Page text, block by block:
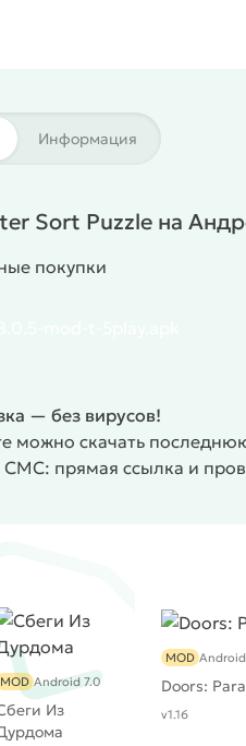
Информация
Sort Puzzle на
покупки
— без вирусов!
можно скачать
СМС: прямая ссылка и
Из
MOD Android 7.0 Doors:
MOD
v1.16